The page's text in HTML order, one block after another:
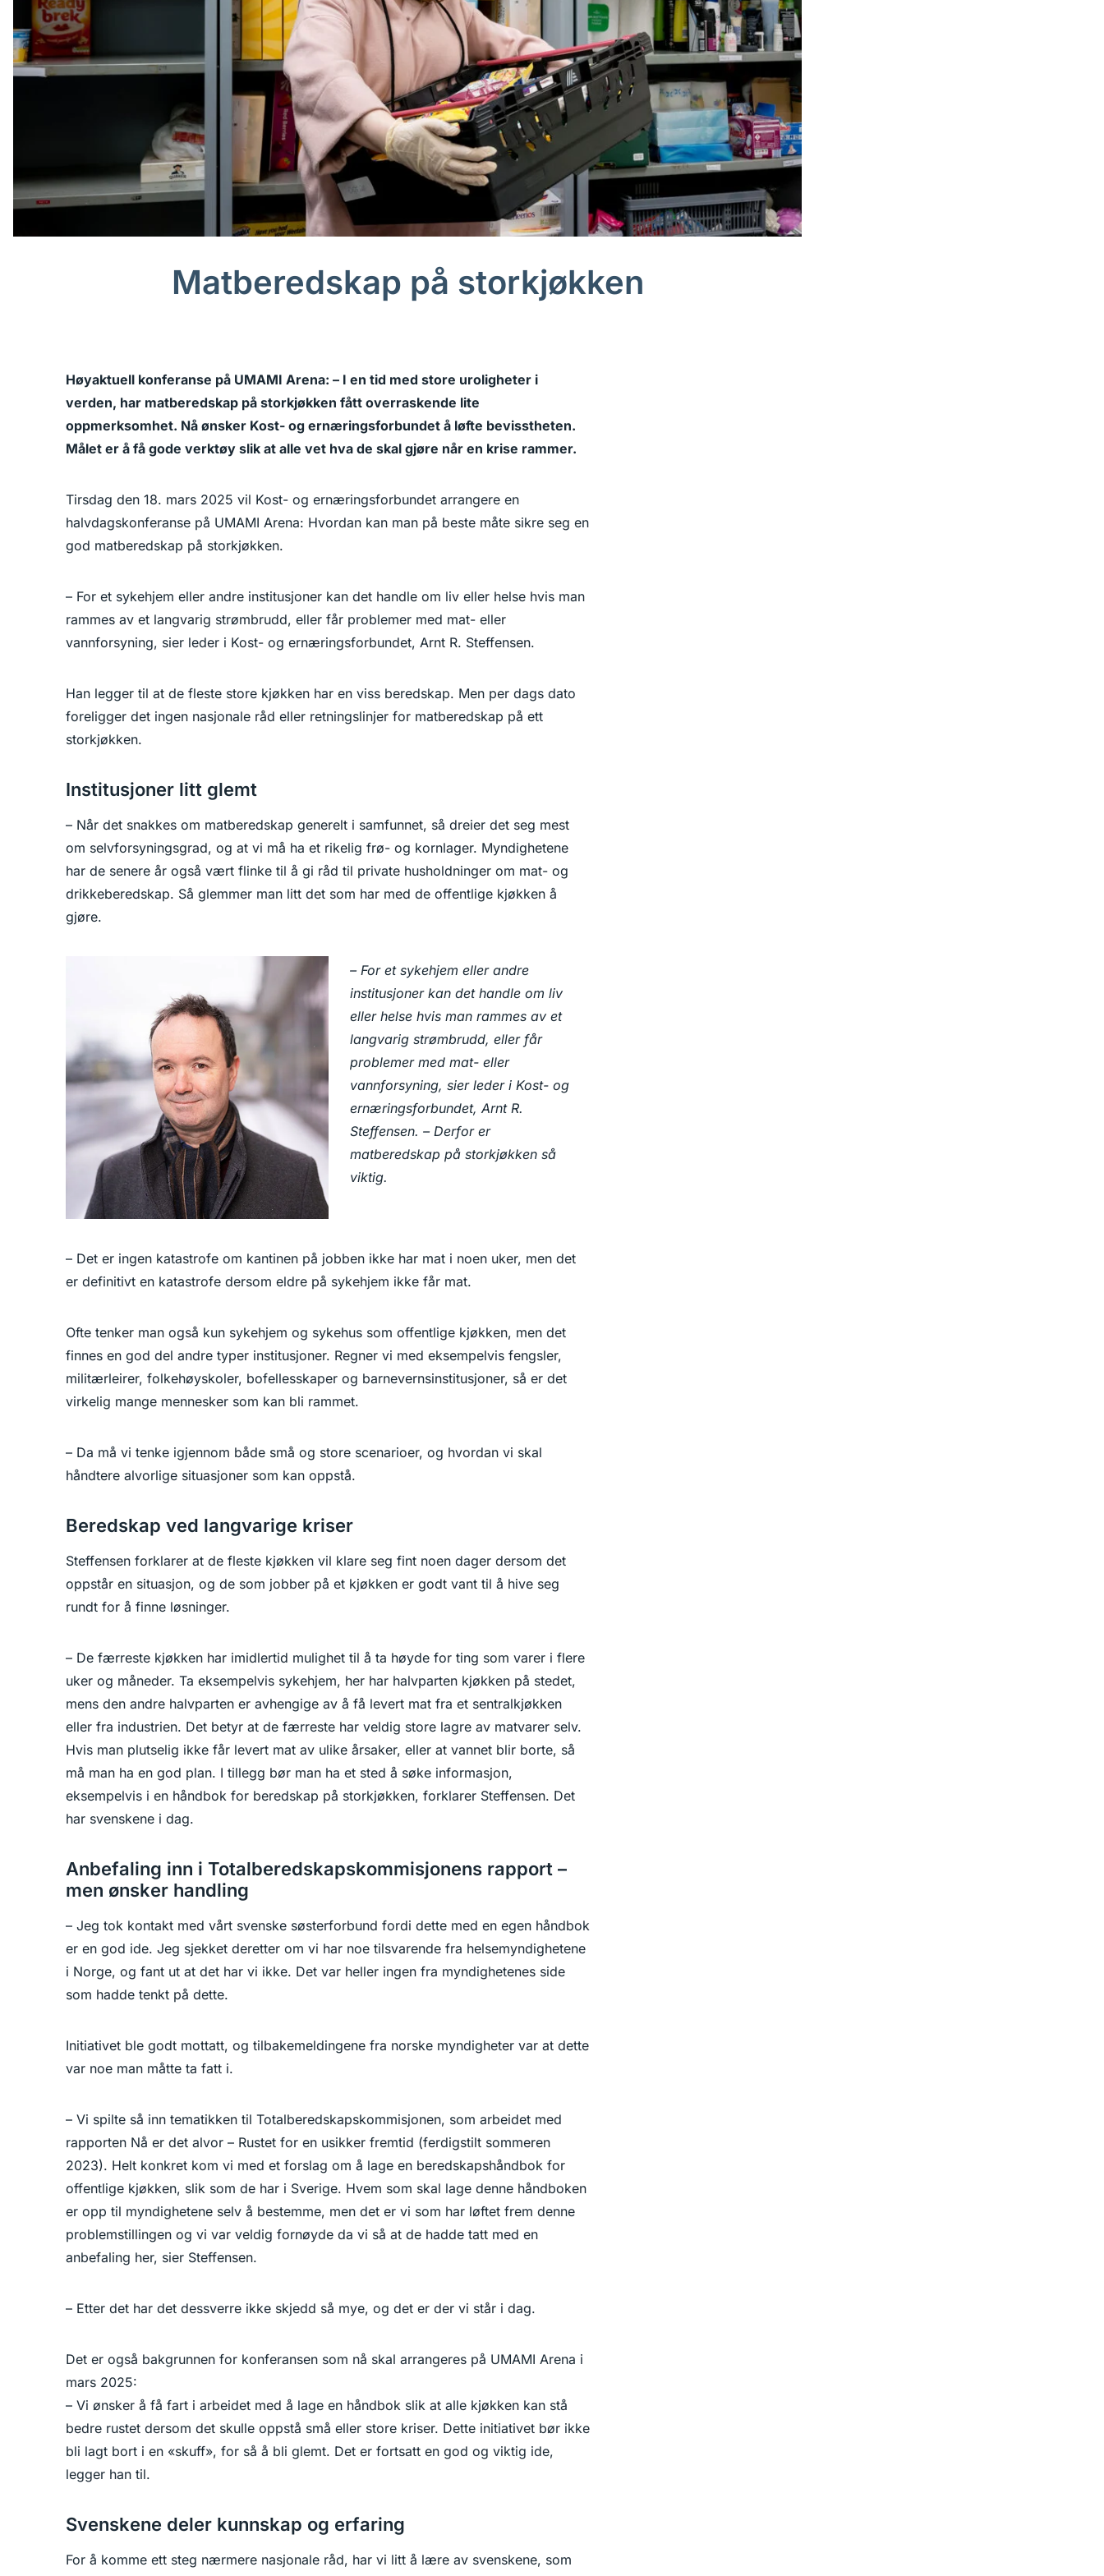
Matberedskap på storkjøkken
Høyaktuell konferanse på UMAMI Arena: – I en tid med store uroligheter i
verden, har matberedskap på storkjøkken fått overraskende lite
oppmerksomhet. Nå ønsker Kost- og ernæringsforbundet å løfte bevisstheten.
Målet er å få gode verktøy slik at alle vet hva de skal gjøre når en krise rammer.
Tirsdag den 18. mars 2025 vil Kost- og ernæringsforbundet arrangere en
halvdagskonferanse på UMAMI Arena: Hvordan kan man på beste måte sikre seg en
god matberedskap på storkjøkken.
– For et sykehjem eller andre institusjoner kan det handle om liv eller helse hvis man
rammes av et langvarig strømbrudd, eller får problemer med mat- eller
vannforsyning, sier leder i Kost- og ernæringsforbundet, Arnt R. Steffensen.
Han legger til at de fleste store kjøkken har en viss beredskap. Men per dags dato
foreligger det ingen nasjonale råd eller retningslinjer for matberedskap på ett
storkjøkken.
Institusjoner litt glemt
– Når det snakkes om matberedskap generelt i samfunnet, så dreier det seg mest
om selvforsyningsgrad, og at vi må ha et rikelig frø- og kornlager. Myndighetene
har de senere år også vært flinke til å gi råd til private husholdninger om mat- og
drikkeberedskap. Så glemmer man litt det som har med de offentlige kjøkken å
gjøre.
– For et sykehjem eller andre
institusjoner kan det handle om liv
eller helse hvis man rammes av et
langvarig strømbrudd, eller får
problemer med mat- eller
vannforsyning, sier leder i Kost- og
ernæringsforbundet, Arnt R.
Steffensen. – Derfor er
matberedskap på storkjøkken så
viktig.
– Det er ingen katastrofe om kantinen på jobben ikke har mat i noen uker, men det
er definitivt en katastrofe dersom eldre på sykehjem ikke får mat.
Ofte tenker man også kun sykehjem og sykehus som offentlige kjøkken, men det
finnes en god del andre typer institusjoner. Regner vi med eksempelvis fengsler,
militærleirer, folkehøyskoler, bofellesskaper og barnevernsinstitusjoner, så er det
virkelig mange mennesker som kan bli rammet.
– Da må vi tenke igjennom både små og store scenarioer, og hvordan vi skal
håndtere alvorlige situasjoner som kan oppstå.
Beredskap ved langvarige kriser
Steffensen forklarer at de fleste kjøkken vil klare seg fint noen dager dersom det
oppstår en situasjon, og de som jobber på et kjøkken er godt vant til å hive seg
rundt for å finne løsninger.
– De færreste kjøkken har imidlertid mulighet til å ta høyde for ting som varer i flere
uker og måneder. Ta eksempelvis sykehjem, her har halvparten kjøkken på stedet,
mens den andre halvparten er avhengige av å få levert mat fra et sentralkjøkken
eller fra industrien. Det betyr at de færreste har veldig store lagre av matvarer selv.
Hvis man plutselig ikke får levert mat av ulike årsaker, eller at vannet blir borte, så
må man ha en god plan. I tillegg bør man ha et sted å søke informasjon,
eksempelvis i en håndbok for beredskap på storkjøkken, forklarer Steffensen. Det
har svenskene i dag.
Anbefaling inn i Totalberedskapskommisjonens rapport –
men ønsker handling
– Jeg tok kontakt med vårt svenske søsterforbund fordi dette med en egen håndbok
er en god ide. Jeg sjekket deretter om vi har noe tilsvarende fra helsemyndighetene
i Norge, og fant ut at det har vi ikke. Det var heller ingen fra myndighetenes side
som hadde tenkt på dette.
Initiativet ble godt mottatt, og tilbakemeldingene fra norske myndigheter var at dette
var noe man måtte ta fatt i.
– Vi spilte så inn tematikken til Totalberedskapskommisjonen, som arbeidet med
rapporten Nå er det alvor – Rustet for en usikker fremtid (ferdigstilt sommeren
2023). Helt konkret kom vi med et forslag om å lage en beredskapshåndbok for
offentlige kjøkken, slik som de har i Sverige. Hvem som skal lage denne håndboken
er opp til myndighetene selv å bestemme, men det er vi som har løftet frem denne
problemstillingen og vi var veldig fornøyde da vi så at de hadde tatt med en
anbefaling her, sier Steffensen.
– Etter det har det dessverre ikke skjedd så mye, og det er der vi står i dag.
Det er også bakgrunnen for konferansen som nå skal arrangeres på UMAMI Arena i
mars 2025:
– Vi ønsker å få fart i arbeidet med å lage en håndbok slik at alle kjøkken kan stå
bedre rustet dersom det skulle oppstå små eller store kriser. Dette initiativet bør ikke
bli lagt bort i en «skuff», for så å bli glemt. Det er fortsatt en god og viktig ide,
legger han til.
Svenskene deler kunnskap og erfaring
For å komme ett steg nærmere nasjonale råd, har vi litt å lære av svenskene, som